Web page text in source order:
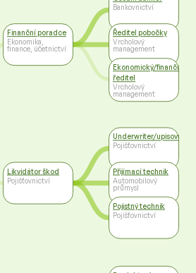
Finanční poradce
Ekonomika,
finance, účetnictví
Likvidátor škod
Pojišťovnictví
Bankovnictví
Ředitel pobočky
Vrcholový
management
Ekonomický/finanční
ředitel
Vrcholový
management
Underwriter/upisovatel
Pojišťovnictví
Přijímací technik
Automobilový
průmysl
Pojistný technik
Pojišťovnictví